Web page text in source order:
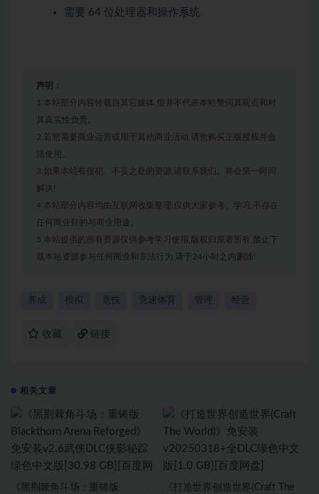
需要 64 位处理器和操作系统
声明：
1.本站部分内容转载自其它媒体,但并不代表本站赞同其观点和对
其真实性负责。
2.若您需要商业运营或用于其他商业活动,请您购买正版授权并合
法使用。
3.如果本站有侵犯、不妥之处的资源,请联系我们。将会第一时间
解决!
4.本站部分内容均由互联网收集整理,仅供大家参考、学习,不存在
任何商业目的与商业用途。
5.本站提供的所有资源仅供参考学习使用,版权归原著所有,禁止下
载本站资源参与任何商业和非法行为,请于24小时之内删除!
养成 模拟 竞技 竞速体育 管理 经营
收藏 链接
相关文章
《黑荆棘角斗场：重铸版
《打造世界创造世界(Craft The